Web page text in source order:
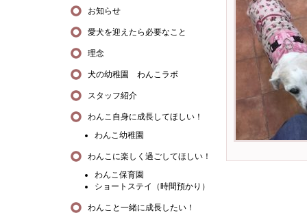
お知らせ
愛犬を迎えたら必要なこと
理念
犬の幼稚園 わんこラボ
スタッフ紹介
わんこ自身に成長してほしい！
わんこ幼稚園
わんこに楽しく過ごしてほしい！
わんこ保育園
ショートステイ（時間預かり）
わんこと一緒に成長したい！